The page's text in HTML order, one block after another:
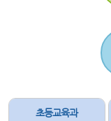
초등교육과